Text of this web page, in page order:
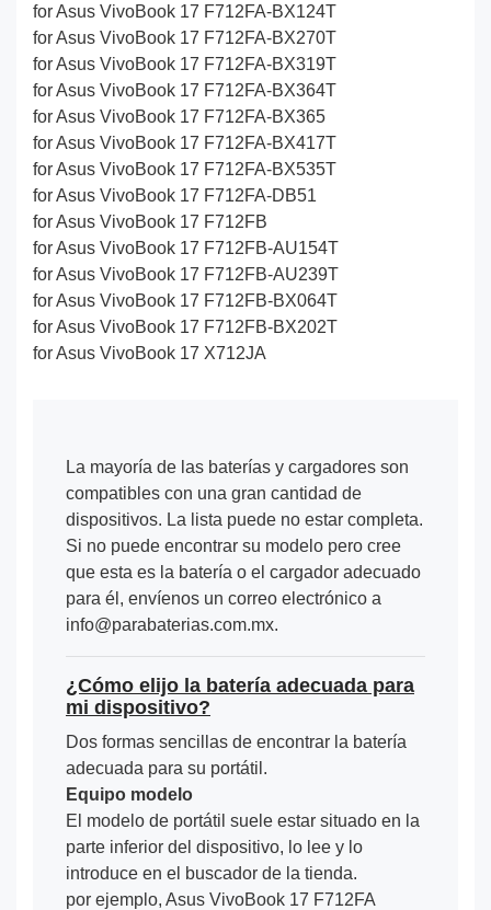
for Asus VivoBook 17 F712FA-BX124T
for Asus VivoBook 17 F712FA-BX270T
for Asus VivoBook 17 F712FA-BX319T
for Asus VivoBook 17 F712FA-BX364T
for Asus VivoBook 17 F712FA-BX365
for Asus VivoBook 17 F712FA-BX417T
for Asus VivoBook 17 F712FA-BX535T
for Asus VivoBook 17 F712FA-DB51
for Asus VivoBook 17 F712FB
for Asus VivoBook 17 F712FB-AU154T
for Asus VivoBook 17 F712FB-AU239T
for Asus VivoBook 17 F712FB-BX064T
for Asus VivoBook 17 F712FB-BX202T
for Asus VivoBook 17 X712JA
La mayoría de las baterías y cargadores son
compatibles con una gran cantidad de
dispositivos. La lista puede no estar completa.
Si no puede encontrar su modelo pero cree
que esta es la batería o el cargador adecuado
para él, envíenos un correo electrónico a
info@parabaterias.com.mx.
¿Cómo elijo la batería adecuada para
mi dispositivo?
Dos formas sencillas de encontrar la batería
adecuada para su portátil.
Equipo modelo
El modelo de portátil suele estar situado en la
parte inferior del dispositivo, lo lee y lo
introduce en el buscador de la tienda.
por ejemplo, Asus VivoBook 17 F712FA